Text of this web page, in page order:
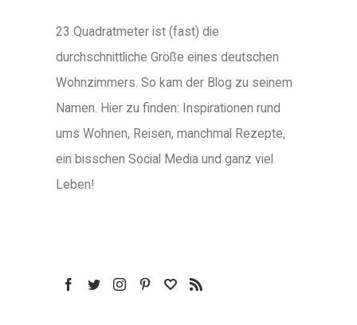
23 Quadratmeter ist (fast) die
durchschnittliche Größe eines deutschen
Wohnzimmers. So kam der Blog zu seinem
Namen. Hier zu finden: Inspirationen rund
ums Wohnen, Reisen, manchmal Rezepte,
ein bisschen Social Media und ganz viel
Leben!